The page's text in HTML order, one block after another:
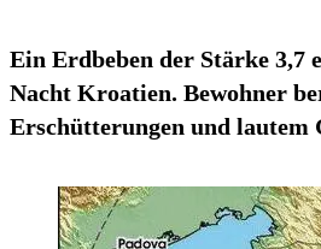
Ein Erdbeben der Stärke 3,7
Nacht Kroatien. Bewohner
Erschütterungen und lautem